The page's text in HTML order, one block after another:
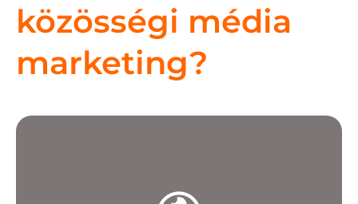
közösségi média
marketing?